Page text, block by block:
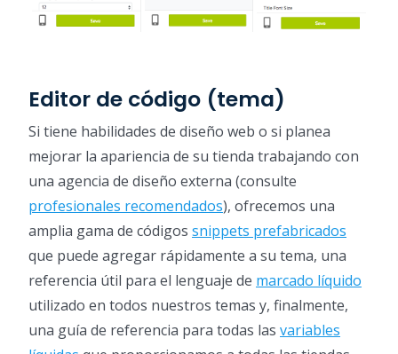
Editor de código (tema)
Si tiene habilidades de diseño web o si planea
mejorar la apariencia de su tienda trabajando con
una agencia de diseño externa (consulte
profesionales recomendados), ofrecemos una
amplia gama de códigos snippets prefabricados
que puede agregar rápidamente a su tema, una
referencia útil para el lenguaje de marcado líquido
utilizado en todos nuestros temas y, finalmente,
una guía de referencia para todas las variables